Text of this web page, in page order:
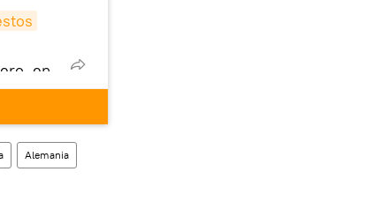
en
Alemania